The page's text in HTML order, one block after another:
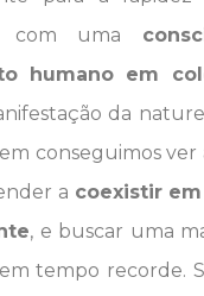
com uma
humano em
da
conseguimos ver
a coexistir
, e buscar uma
tempo recorde.